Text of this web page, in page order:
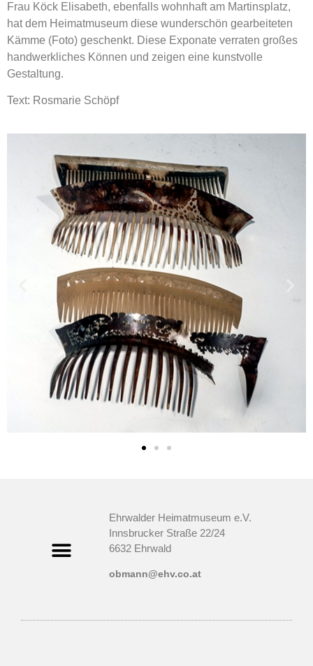
Frau Köck Elisabeth, ebenfalls wohnhaft am Martinsplatz,
hat dem Heimatmuseum diese wunderschön gearbeiteten
Kämme (Foto) geschenkt. Diese Exponate verraten großes
handwerkliches Können und zeigen eine kunstvolle
Gestaltung.
Text: Rosmarie Schöpf
Ehrwalder Heimatmuseum e.V.
Innsbrucker Straße 22/24
6632 Ehrwald
obmann@ehv.co.at